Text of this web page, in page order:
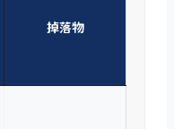
掉落物